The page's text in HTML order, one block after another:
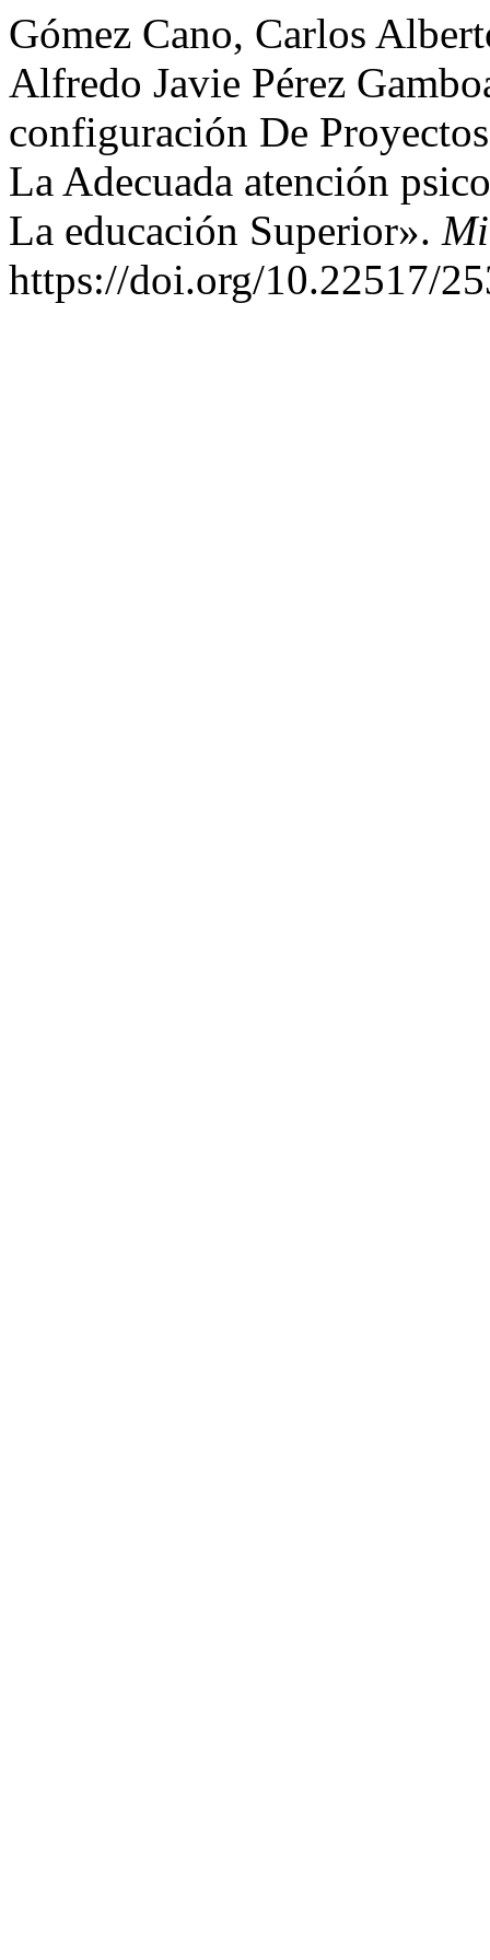
Gómez Cano, Carlos
Alfredo Javie Pérez
configuración De
La Adecuada atención
La educación Superior».
https://doi.org/10.22517/